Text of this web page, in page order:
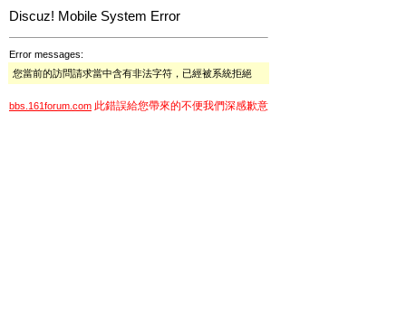
Discuz! Mobile System Error
Error messages:
您當前的訪問請求當中含有非法字符，已經被系統拒絕
bbs.161forum.com 此錯誤給您帶來的不便我們深感歉意